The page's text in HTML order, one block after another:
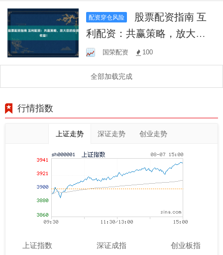
配资穿仓风险
利配资：共赢策略，放大您
的投资收益！
国荣配资 100
全部加载完成
行情指数
上证走势 深证走势 创业走势
上证指数 深证成指 创业板指